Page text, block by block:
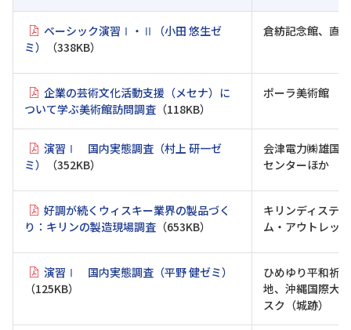
ベーシック演習Ⅰ・Ⅱ（小田 悠生ゼ
ミ）
（338KB）
倉紡記念館、直
企業の芸術文化活動支援（メセナ）に
ついて学ぶ美術館訪問調査 （118KB）
ポーラ美術館
演習Ⅰ 国内実態調査（村上 研一ゼ
ミ）
（352KB）
会津電力㈱雄国
センターほか
好調が続くウィスキー業界の製品づく
り：キリンの製造現場調査 （653KB）
キリンディステ
ム・アウトレット
演習Ⅰ 国内実態調査（平野 健ゼミ）
（125KB）
ひめゆり平和祈
地、沖縄国際大
スク（城跡）